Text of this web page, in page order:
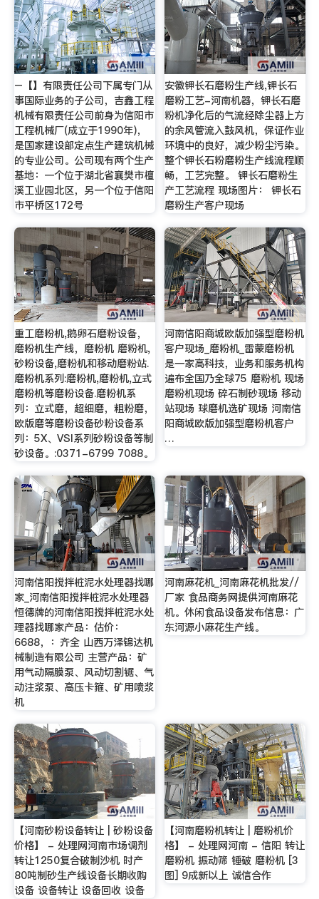
–【】有限责任公司下属专门从
事国际业务的子公司，吉鑫工程
机械有限责任公司前身为信阳市
工程机械厂(成立于1990年)，
是国家建设部定点生产建筑机械
的专业公司。公司现有两个生产
基地：一个位于湖北省襄樊市檀
溪工业园北区，另一个位于信阳
市平桥区172号
安徽钾长石磨粉生产线,钾长石
磨粉工艺-河南机器，钾长石磨
粉机净化后的气流经除尘器上方
的余风管流入鼓风机，保证作业
环境中的良好，减少粉尘污染。
整个钾长石粉磨粉生产线流程顺
畅，工艺完整。 钾长石磨粉生
产工艺流程 现场图片： 钾长石
磨粉生产客户现场
重工磨粉机,鹅卵石磨粉设备，
磨粉机生产线，磨粉机 磨粉机,
砂粉设备,磨粉机和移动磨粉站.
磨粉机系列:磨粉机,磨粉机,立式
磨粉机等磨粉设备.磨粉机系
列：立式磨，超细磨，粗粉磨，
欧版磨等磨粉设备砂粉设备系
列：5X、VSI系列砂粉设备等制
砂设备。:0371-6799 7088。
河南信阳商城欧版加强型磨粉机
客户现场_磨粉机_雷蒙磨粉机
是一家高科技，业务和服务机构
遍布全国乃全球75 磨粉机 现场
磨粉机现场 碎石制砂现场 移动
站现场 球磨机选矿现场 河南信
阳商城欧版加强型磨粉机客户
…
河南信阳搅拌桩泥水处理器找哪
家_河南信阳搅拌桩泥水处理器
恒德牌的河南信阳搅拌桩泥水处
理器找哪家产品：估价：
6688，：齐全 山西万泽锦达机
械制造有限公司 主营产品：矿
用气动隔膜泵、风动切割锯、气
动注浆泵、高压卡箍、矿用喷浆
机
河南麻花机_河南麻花机批发//
厂家 食品商务网提供河南麻花
机。休闲食品设备发布信息：广
东河源小麻花生产线。
【河南砂粉设备转让 | 砂粉设备
价格】 - 处理网河南市场调剂
转让1250复合破制沙机 时产
80吨制砂生产线设备长期收购
设备 设备转让 设备回收 设备
【河南磨粉机转让 | 磨粉机价
格】 - 处理网河南 - 信阳 转让
磨粉机 振动筛 锤破 磨粉机 [3
图] 9成新以上 诚信合作